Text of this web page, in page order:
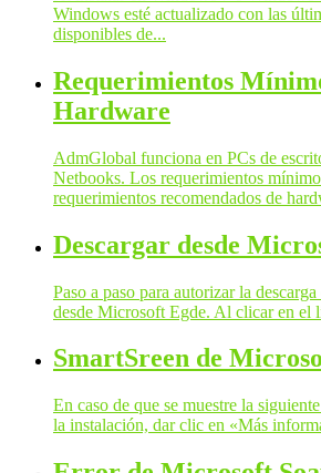
Windows esté actualizado con las
disponibles de...
Requerimientos
Hardware
AdmGlobal funciona en PCs de
Netbooks. Los requerimientos
requerimientos recomendados de
Descargar desde
Paso a paso para autorizar la
desde Microsoft Egde. Al clicar en el
SmartSreen de
En caso de que se muestre la
la instalación, dar clic en «Más